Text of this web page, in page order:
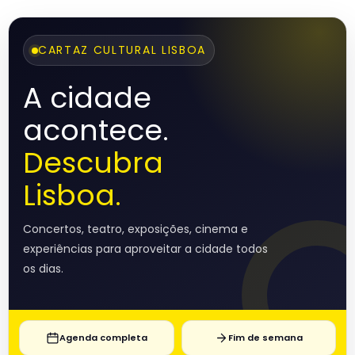
CARTAZ CULTURAL LISBOA
A cidade
acontece.
Descubra
Lisboa.
Concertos, teatro, exposições, cinema e
experiências para aproveitar a cidade todos
os dias.
Agenda completa Fim de semana